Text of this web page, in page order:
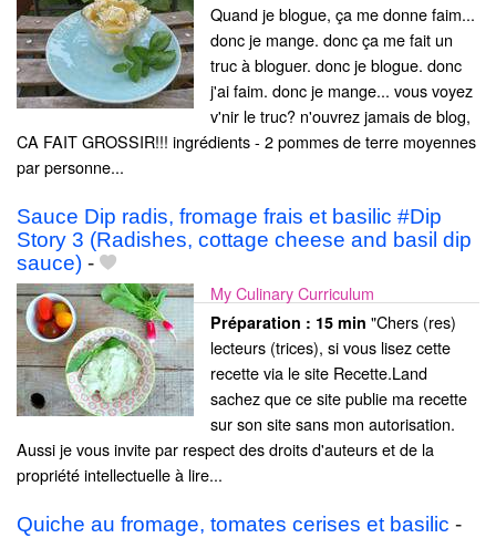
Quand je blogue, ça me donne faim...
donc je mange. donc ça me fait un
truc à bloguer. donc je blogue. donc
j'ai faim. donc je mange... vous voyez
v'nir le truc? n'ouvrez jamais de blog,
CA FAIT GROSSIR!!! ingrédients - 2 pommes de terre moyennes
par personne...
Sauce Dip radis, fromage frais et basilic #Dip
Story 3 (Radishes, cottage cheese and basil dip
sauce) -
My Culinary Curriculum
Préparation : 15 min "Chers (res)
lecteurs (trices), si vous lisez cette
recette via le site Recette.Land
sachez que ce site publie ma recette
sur son site sans mon autorisation.
Aussi je vous invite par respect des droits d'auteurs et de la
propriété intellectuelle à lire...
Quiche au fromage, tomates cerises et basilic -